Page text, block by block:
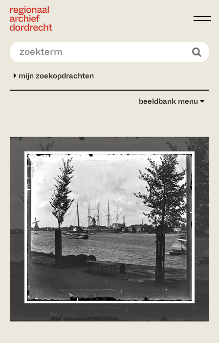
Ga direct naar de inhoud
mijn zoekopdrachten
beeldbank menu